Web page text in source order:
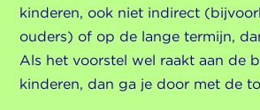
kinderen, ook niet indirect
ouders) of op de lange termijn,
Als het voorstel wel raakt aan de
kinderen, dan ga je door met de